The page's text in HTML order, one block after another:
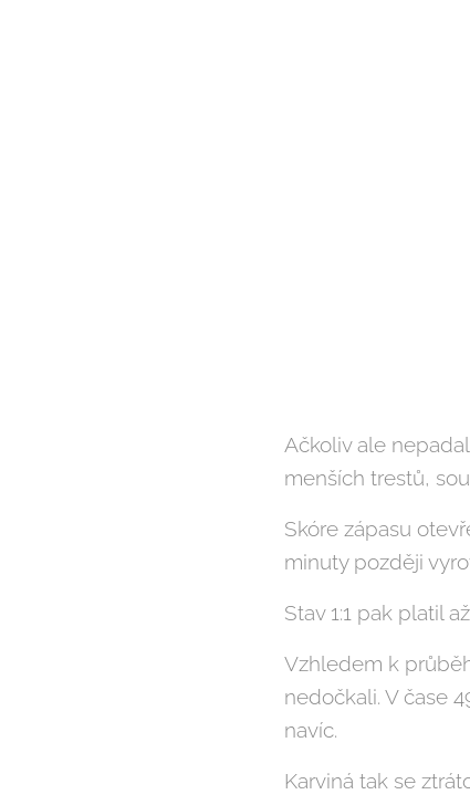
Ačkoliv ale
menších trestů,
Skóre zápasu
minuty později
Stav 1:1 pak platil
Vzhledem k
nedočkali. V čase
navíc.
Karviná tak se